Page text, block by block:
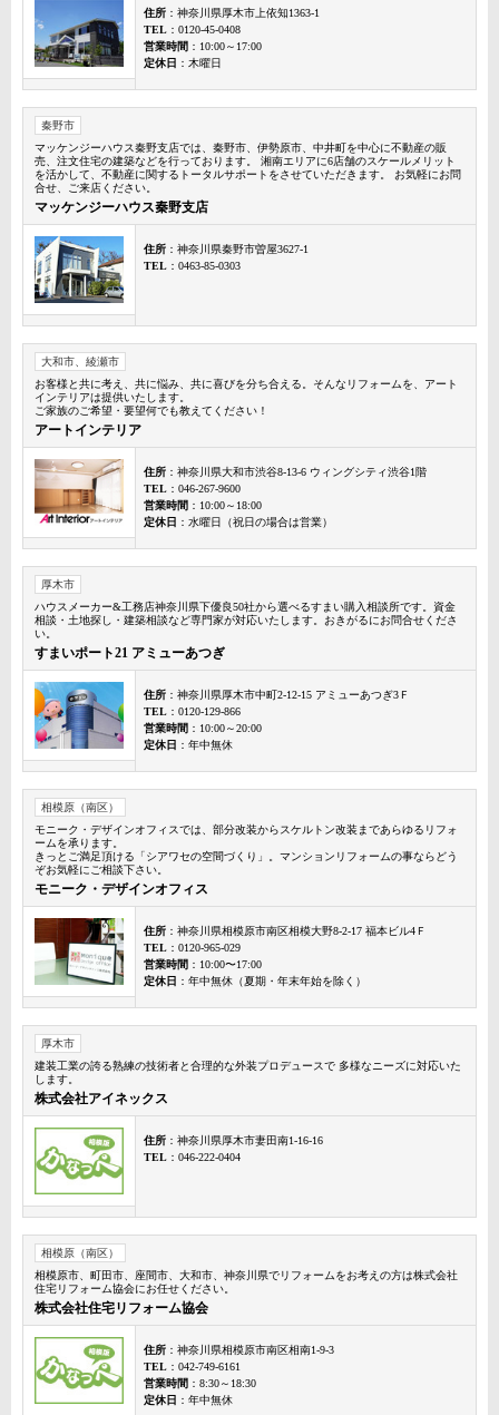
住所 ：神奈川県厚木市上依知1363-1
TEL ：0120-45-0408
営業時間 ：10:00～17:00
定休日 ：木曜日
秦野市
マッケンジーハウス秦野支店では、秦野市、伊勢原市、中井町を中心に不動産の販
売、注文住宅の建築などを行っております。 湘南エリアに6店舗のスケールメリット
を活かして、不動産に関するトータルサポートをさせていただきます。 お気軽にお問
合せ、ご来店ください。
マッケンジーハウス秦野支店
住所 ：神奈川県秦野市曽屋3627-1
TEL ：0463-85-0303
大和市、綾瀬市
お客様と共に考え、共に悩み、共に喜びを分ち合える。そんなリフォームを、アート
インテリアは提供いたします。
ご家族のご希望・要望何でも教えてください！
アートインテリア
住所 ：神奈川県大和市渋谷8-13-6 ウィングシティ渋谷1階
TEL ：046-267-9600
営業時間 ：10:00～18:00
定休日 ：水曜日（祝日の場合は営業）
厚木市
ハウスメーカー&工務店神奈川県下優良50社から選べるすまい購入相談所です。資金
相談・土地探し・建築相談など専門家が対応いたします。おきがるにお問合せくださ
い。
すまいポート21 アミューあつぎ
住所 ：神奈川県厚木市中町2-12-15 アミューあつぎ3Ｆ
TEL ：0120-129-866
営業時間 ：10:00～20:00
定休日 ：年中無休
相模原（南区）
モニーク・デザインオフィスでは、部分改装からスケルトン改装まであらゆるリフォ
ームを承ります。
きっとご満足頂ける「シアワセの空間づくり」。マンションリフォームの事ならどう
ぞお気軽にご相談下さい。
モニーク・デザインオフィス
住所 ：神奈川県相模原市南区相模大野8-2-17 福本ビル4Ｆ
TEL ：0120-965-029
営業時間 ：10:00〜17:00
定休日 ：年中無休（夏期・年末年始を除く）
厚木市
建装工業の誇る熟練の技術者と合理的な外装プロデュースで 多様なニーズに対応いた
します。
株式会社アイネックス
住所 ：神奈川県厚木市妻田南1-16-16
TEL ：046-222-0404
相模原（南区）
相模原市、町田市、座間市、大和市、神奈川県でリフォームをお考えの方は株式会社
住宅リフォーム協会にお任せください。
株式会社住宅リフォーム協会
住所 ：神奈川県相模原市南区相南1-9-3
TEL ：042-749-6161
営業時間 ：8:30～18:30
定休日 ：年中無休